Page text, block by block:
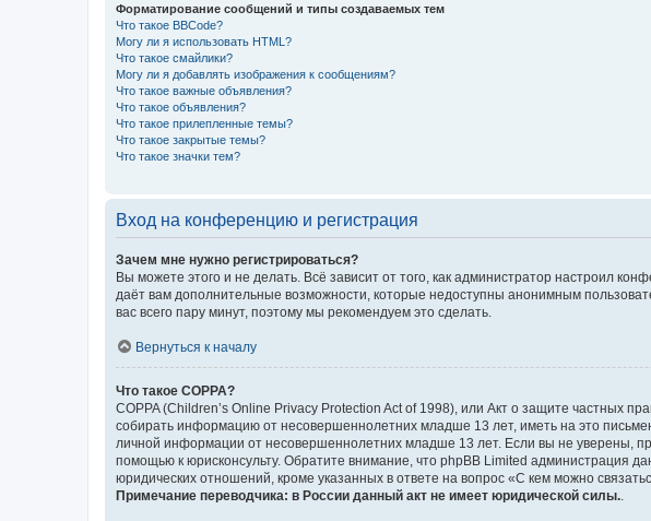
Форматирование сообщений и типы создаваемых тем
Что такое BBCode?
Могу ли я использовать HTML?
Что такое смайлики?
Могу ли я добавлять изображения к сообщениям?
Что такое важные объявления?
Что такое объявления?
Что такое прилепленные темы?
Что такое закрытые темы?
Что такое значки тем?
Вход на конференцию и регистрация
Зачем мне нужно регистрироваться?
Вы можете этого и не делать. Всё зависит от того, как администратор настроил
даёт вам дополнительные возможности, которые недоступны анонимным
вас всего пару минут, поэтому мы рекомендуем это сделать.
Вернуться к началу
Что такое COPPA?
COPPA (Children’s Online Privacy Protection Act of 1998), или Акт о защите частных
собирать информацию от несовершеннолетних младше 13 лет, иметь на это
личной информации от несовершеннолетних младше 13 лет. Если вы не уверены,
помощью к юрисконсульту. Обратите внимание, что phpBB Limited администрация
юридических отношений, кроме указанных в ответе на вопрос «С кем можно
Примечание переводчика: в России данный акт не имеет юридической силы.